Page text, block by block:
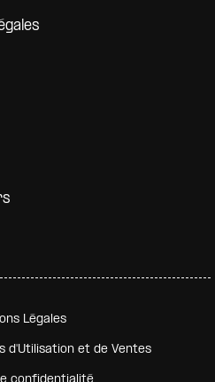
Légales
d'Utilisation et de Ventes